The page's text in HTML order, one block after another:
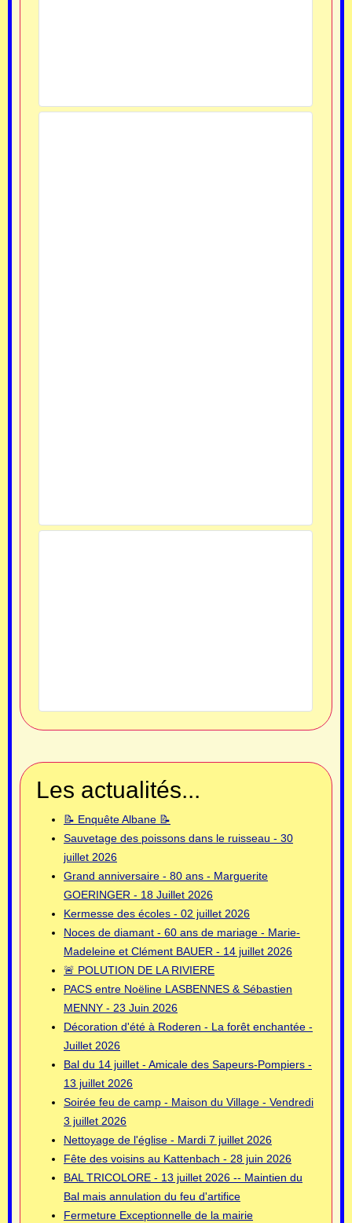
Les actualités...
📝 Enquête Albane 📝
Sauvetage des poissons dans le ruisseau - 30
juillet 2026
Grand anniversaire - 80 ans - Marguerite
GOERINGER - 18 Juillet 2026
Kermesse des écoles - 02 juillet 2026
Noces de diamant - 60 ans de mariage - Marie-
Madeleine et Clément BAUER - 14 juillet 2026
🚨 POLUTION DE LA RIVIERE
PACS entre Noëline LASBENNES & Sébastien
MENNY - 23 Juin 2026
Décoration d'été à Roderen - La forêt enchantée -
Juillet 2026
Bal du 14 juillet - Amicale des Sapeurs-Pompiers -
13 juillet 2026
Soirée feu de camp - Maison du Village - Vendredi
3 juillet 2026
Nettoyage de l'église - Mardi 7 juillet 2026
Fête des voisins au Kattenbach - 28 juin 2026
BAL TRICOLORE - 13 juillet 2026 -- Maintien du
Bal mais annulation du feu d'artifice
Fermeture Exceptionnelle de la mairie